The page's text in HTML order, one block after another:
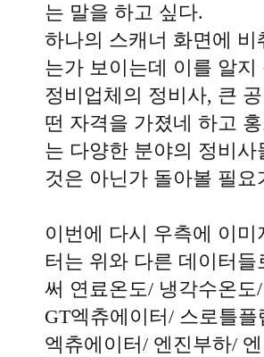
는 말을 하고 싶다.
하나의 스캐너 화면에
는가 보이는데 이를 알
정비업체의 정비사, 큰
떤 자격을 가졌네 하고
는 다양한 분야의 정비
것은 아닌가 돌아볼 필
이번에 다시 우측에 이
터는 위와 다른 데이터들
써 연료온도/ 냉각수온도
GT엑츄에이터/ 스로틀플
엑츄에이터/ 엔진부하/